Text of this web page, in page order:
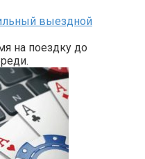
выездной
на поездку до